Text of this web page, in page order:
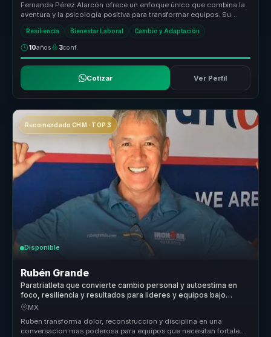
Fernanda Pérez Alarcón ofrece un enfoque único que combina la
aventura y la psicología positiva para transformar equipos. Su
Resiliencia Bienestar Laboral Cambio y Adaptación
10años 3conf.
Cotizar Ver Perfil
Recomendado CHM · TOP 3
Disponible
Rubén Grande
Paratriatleta que convierte cambio personal y autoestima en
foco, resiliencia y resultados para lideres y equipos bajo
presion.
MX
Ruben transforma dolor, reconstruccion y disciplina en una
conversacion mas poderosa para equipos que necesitan fortaleza